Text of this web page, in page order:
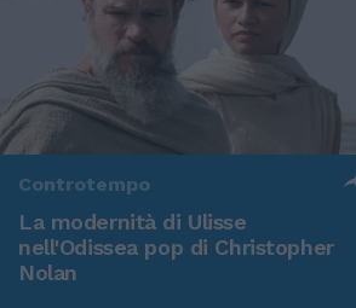
Controtempo
La modernità di Ulisse
nell'Odissea pop di Christopher
Nolan